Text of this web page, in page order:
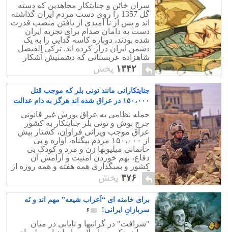
سران خائن و جنایتکار مجاهدین که دسته
گل 1357 را روی دست مردم ایران گذاشته
اند و پس از نا امیدی از یافتن منصب قدرت
دست به دامان صدام برای تجزیه ایران
شده بودند، دوباره کاسه گدایی را به یک
دشمن ایران دراز کرده اند. ترکی الفیصل
شاهزاده عربستانی که دشمنیش آشکار
است و چیزی جز تجزیه ایران او را راضی
نمی کند، با مرحوم خواندن امام زمان آنها
نشان داد که به تشیع اعتقادی ندارد!
۱۳۴۲ پخش
جنایتکارانی مانند تونی بلر که موجب قتل
۱۵۰،۰۰۰ در عراق شده اند هرگز به دام عدالت
نمی افتند !
حمله نظامی به عراق یورش غیر قانونی
جرج بوش و تونی بلر جنایتکار به کشور
عراق موجب ویرانی فراوان، کشتار بیش
از ۱۵۰،۰۰۰ مردم بیگناه، آواره و بی
خانمانی میلیونها زن و مرد و کودک بی
دفاع، بهم خوردن امنیت و آرامش آن
کشور و بمبگذاری همه هفته و همه روزه از
آن تاریخ تا کنون شده است.
۴۷۶ پخش
برای خامنه ای “اَعراب شیعه” مهم اند و نَه
سربازانِ ایرانی!
۶
"شرافت" در گرانبها و نایابی در میان